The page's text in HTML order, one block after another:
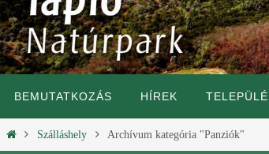
BEMUTATKOZÁS HÍREK
Szálláshely Archívum kategória "Panziók"